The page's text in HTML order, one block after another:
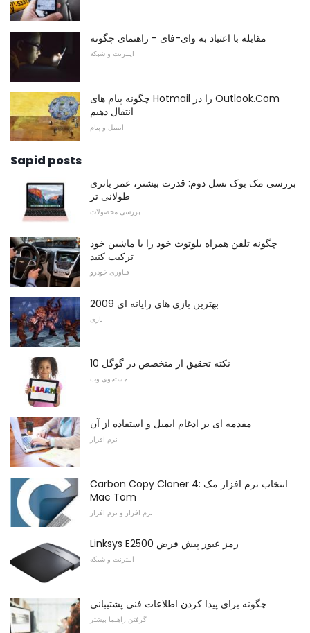
مقابله با اعتیاد به وای-فای - راهنمای چگونه
اینترنت و شبکه
چگونه پیام های Hotmail را در Outlook.Com
انتقال دهیم
ایمیل و پیام
Sapid posts
بررسی مک بوک نسل دوم: قدرت بیشتر، عمر باتری
طولانی تر
بررسی محصولات
چگونه تلفن همراه بلوتوث خود را با ماشین خود
ترکیب کنید
فناوری خودرو
بهترین بازی های رایانه ای 2009
بازی
10 نکته تحقیق از متخصص در گوگل
جستجوی وب
مقدمه ای بر ادغام ایمیل و استفاده از آن
نرم افزار
Carbon Copy Cloner 4: انتخاب نرم افزار مک
Mac Tom
نرم افزار و نرم افزار
Linksys E2500 رمز عبور پیش فرض
اینترنت و شبکه
چگونه برای پیدا کردن اطلاعات فنی پشتیبانی
گرفتن راهنما بیشتر